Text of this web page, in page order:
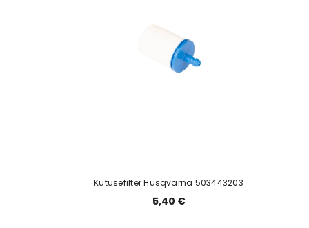
Kütusefilter Husqvarna 503443203
5,40 €